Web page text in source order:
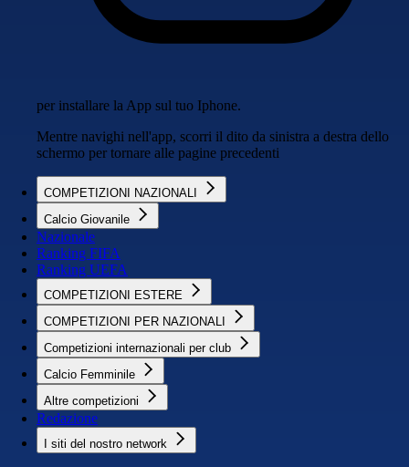
per installare la App sul tuo Iphone.
Mentre navighi nell'app, scorri il dito da sinistra a destra dello
schermo per tornare alle pagine precedenti
COMPETIZIONI NAZIONALI
Calcio Giovanile
Nazionale
Ranking FIFA
Ranking UEFA
COMPETIZIONI ESTERE
COMPETIZIONI PER NAZIONALI
Competizioni internazionali per club
Calcio Femminile
Altre competizioni
Redazione
I siti del nostro network